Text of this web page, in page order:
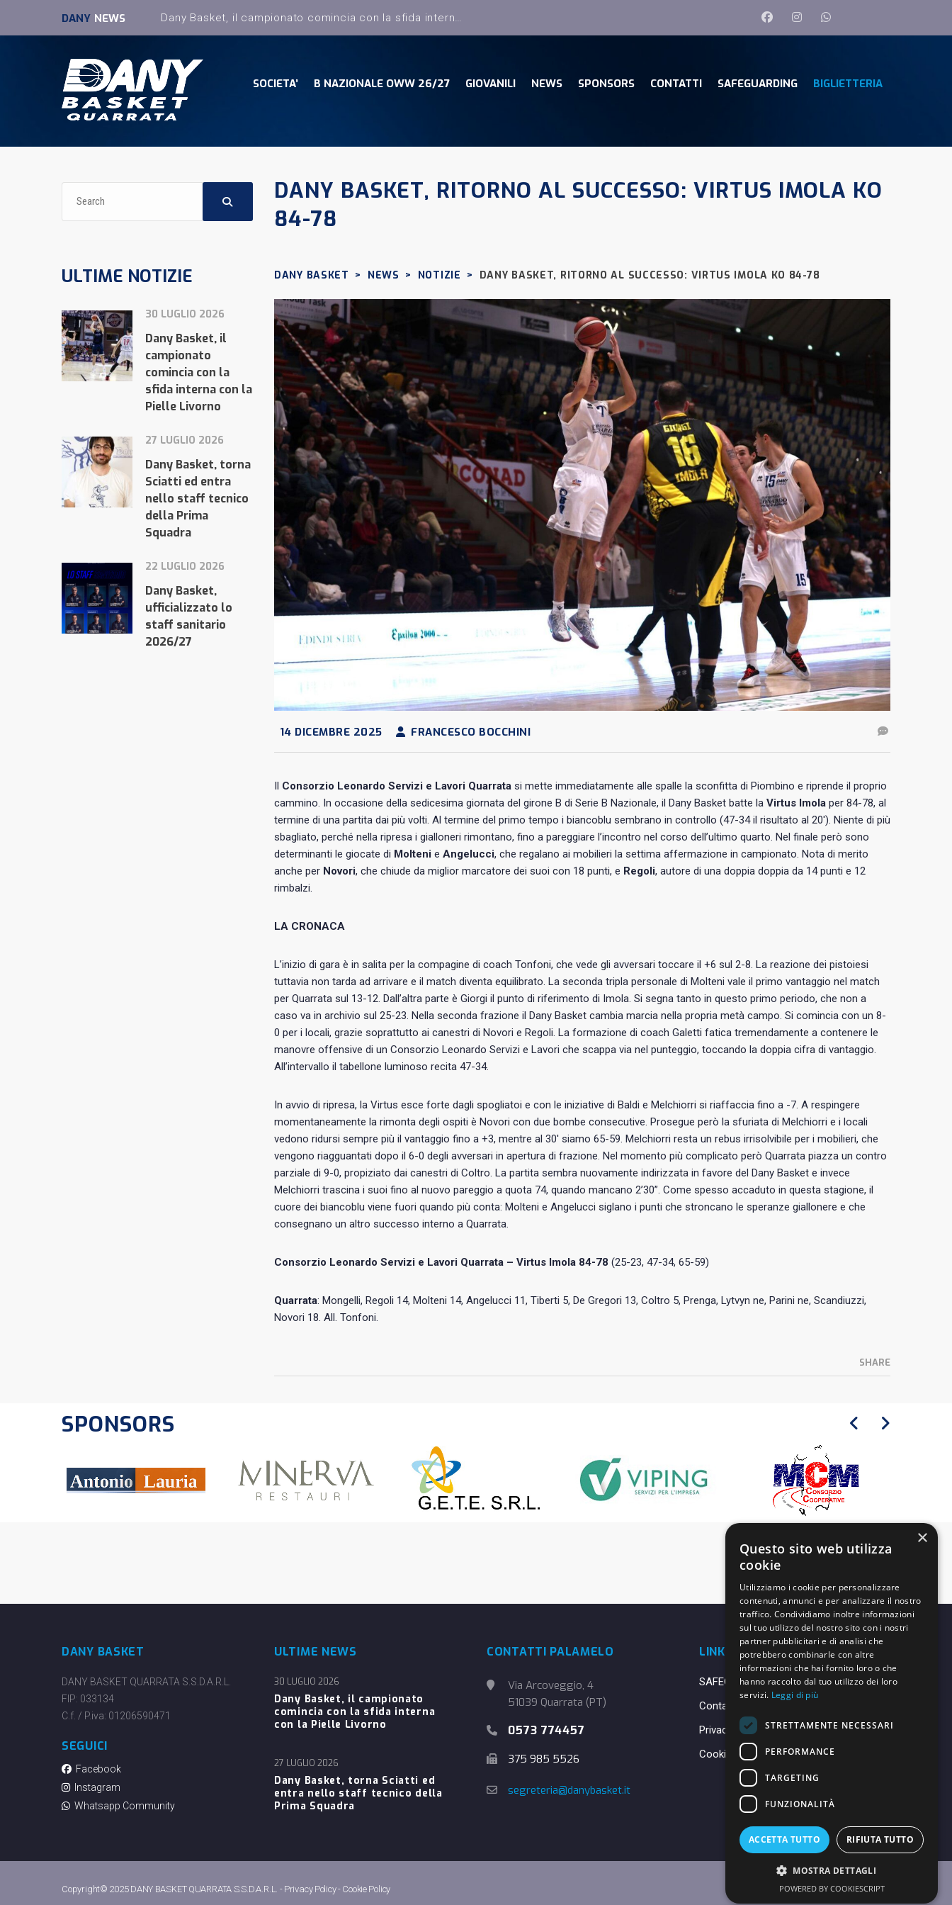
DANY NEWS
SOCIETA’ B NAZIONALE OWW 26/27 GIOVANILI NEWS SPONSORS CONTATTI SAFEGUARDING BIGLIETTERIA
DANY BASKET, RITORNO AL SUCCESSO: VIRTUS IMOLA KO
84-78
DANY BASKET > NEWS > NOTIZIE > DANY BASKET, RITORNO AL SUCCESSO: VIRTUS IMOLA KO 84-78
14 DICEMBRE 2025 FRANCESCO BOCCHINI
Il Consorzio Leonardo Servizi e Lavori Quarrata si mette immediatamente alle spalle la sconfitta di Piombino e riprende il proprio
cammino. In occasione della sedicesima giornata del girone B di Serie B Nazionale, il Dany Basket batte la Virtus Imola per 84-78, al
termine di una partita dai più volti. Al termine del primo tempo i biancoblu sembrano in controllo (47-34 il risultato al 20′). Niente di più
sbagliato, perché nella ripresa i gialloneri rimontano, fino a pareggiare l’incontro nel corso dell’ultimo quarto. Nel finale però sono
determinanti le giocate di Molteni e Angelucci, che regalano ai mobilieri la settima affermazione in campionato. Nota di merito
anche per Novori, che chiude da miglior marcatore dei suoi con 18 punti, e Regoli, autore di una doppia doppia da 14 punti e 12
rimbalzi.
LA CRONACA
L’inizio di gara è in salita per la compagine di coach Tonfoni, che vede gli avversari toccare il +6 sul 2-8. La reazione dei pistoiesi
tuttavia non tarda ad arrivare e il match diventa equilibrato. La seconda tripla personale di Molteni vale il primo vantaggio nel match
per Quarrata sul 13-12. Dall’altra parte è Giorgi il punto di riferimento di Imola. Si segna tanto in questo primo periodo, che non a
caso va in archivio sul 25-23. Nella seconda frazione il Dany Basket cambia marcia nella propria metà campo. Si comincia con un 8-
0 per i locali, grazie soprattutto ai canestri di Novori e Regoli. La formazione di coach Galetti fatica tremendamente a contenere le
manovre offensive di un Consorzio Leonardo Servizi e Lavori che scappa via nel punteggio, toccando la doppia cifra di vantaggio.
All’intervallo il tabellone luminoso recita 47-34.
In avvio di ripresa, la Virtus esce forte dagli spogliatoi e con le iniziative di Baldi e Melchiorri si riaffaccia fino a -7. A respingere
momentaneamente la rimonta degli ospiti è Novori con due bombe consecutive. Prosegue però la sfuriata di Melchiorri e i locali
vedono ridursi sempre più il vantaggio fino a +3, mentre al 30′ siamo 65-59. Melchiorri resta un rebus irrisolvibile per i mobilieri, che
vengono riagguantati dopo il 6-0 degli avversari in apertura di frazione. Nel momento più complicato però Quarrata piazza un contro
parziale di 9-0, propiziato dai canestri di Coltro. La partita sembra nuovamente indirizzata in favore del Dany Basket e invece
Melchiorri trascina i suoi fino al nuovo pareggio a quota 74, quando mancano 2’30”. Come spesso accaduto in questa stagione, il
cuore dei biancoblu viene fuori quando più conta: Molteni e Angelucci siglano i punti che stroncano le speranze giallonere e che
consegnano un altro successo interno a Quarrata.
Consorzio Leonardo Servizi e Lavori Quarrata – Virtus Imola 84-78 (25-23, 47-34, 65-59)
Quarrata: Mongelli, Regoli 14, Molteni 14, Angelucci 11, Tiberti 5, De Gregori 13, Coltro 5, Prenga, Lytvyn ne, Parini ne, Scandiuzzi,
Novori 18. All. Tonfoni.
SHARE
ULTIME NOTIZIE
30 LUGLIO 2026
Dany Basket, il
campionato
comincia con la
sfida interna con la
Pielle Livorno
27 LUGLIO 2026
Dany Basket, torna
Sciatti ed entra
nello staff tecnico
della Prima
Squadra
22 LUGLIO 2026
Dany Basket,
ufficializzato lo
staff sanitario
2026/27
SPONSORS
DANY BASKET
DANY BASKET QUARRATA S.S.D.A.R.L.
FIP: 033134
C.f. / P.iva: 01206590471
SEGUICI
Facebook
Instagram
Whatsapp Community
ULTIME NEWS
Dany Basket, il campionato
comincia con la sfida interna
con la Pielle Livorno
30 LUGLIO 2026
Dany Basket, torna Sciatti ed
entra nello staff tecnico della
Prima Squadra
27 LUGLIO 2026
CONTATTI PALAMELO
Via Arcoveggio, 4
51039 Quarrata (PT)
0573 774457
375 985 5526
segreteria@danybasket.it
LINK UTILI
SAFEGUARDING
Contatti
Privacy Policy
Cookie Policy
Copyright© 2025 DANY BASKET QUARRATA S.S.D.A.R.L. - Privacy Policy- Cookie Policy Made with ♥ byDaniele
×
Questo sito web utilizza
cookie
Utilizziamo i cookie per personalizzare
contenuti, annunci e per analizzare il nostro
traffico. Condividiamo inoltre informazioni
sul tuo utilizzo del nostro sito con i nostri
partner pubblicitari e di analisi che
potrebbero combinarle con altre
informazioni che hai fornito loro o che
hanno raccolto dal tuo utilizzo dei loro
servizi. Leggi di più
STRETTAMENTE NECESSARI
PERFORMANCE
TARGETING
FUNZIONALITÀ
ACCETTA TUTTO RIFIUTA TUTTO
MOSTRA DETTAGLI
POWERED BY COOKIESCRIPT